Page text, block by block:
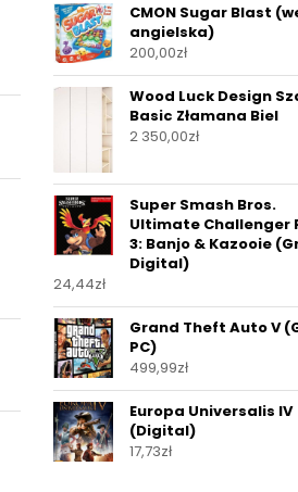
CMON Sugar Blast
angielska)
200,00zł
Wood Luck Design
Basic Złamana Biel
2 350,00zł
Super Smash Bros.
Ultimate Challenger
3: Banjo & Kazooie
Digital)
24,44zł
Grand Theft Auto V
PC)
499,99zł
Europa Universalis IV
(Digital)
17,73zł